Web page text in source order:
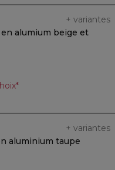
+ variantes
alumium beige et
+ variantes
aluminium taupe